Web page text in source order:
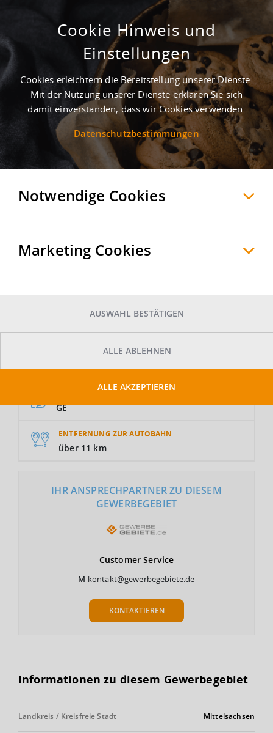
Gewerbegebiet Eichberg
Mittelsachsen , Deutschland
MERKEN VERGLEICHEN EXPORT PDF
GRUNDSTÜCKSFLÄCHE
Auf Anfrage
NUTZUNGSART
GE
ENTFERNUNG ZUR AUTOBAHN
über 11 km
IHR ANSPRECHPARTNER ZU DIESEM
GEWERBEGEBIET
Customer Service
M kontakt@gewerbegebiete.de
KONTAKTIEREN
Informationen zu diesem Gewerbegebiet
Landkreis / Kreisfreie Stadt Mittelsachsen
Cookie Hinweis und
Einstellungen
Cookies erleichtern die Bereitstellung unserer Dienste.
Mit der Nutzung unserer Dienste erklären Sie sich
damit einverstanden, dass wir Cookies verwenden.
Datenschutzbestimmungen
Notwendige Cookies
Marketing Cookies
AUSWAHL BESTÄTIGEN
ALLE ABLEHNEN
ALLE AKZEPTIEREN